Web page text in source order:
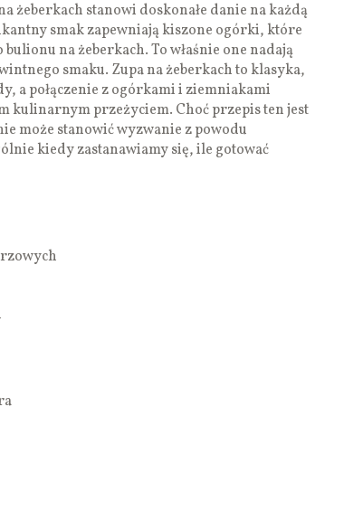
żeberkach stanowi doskonałe danie na każdą
smak zapewniają kiszone ogórki, które
na żeberkach. To właśnie one nadają
smaku. Zupa na żeberkach to klasyka,
a połączenie z ogórkami i ziemniakami
kulinarnym przeżyciem. Choć przepis ten jest
może stanowić wyzwanie z powodu
kiedy zastanawiamy się, ile gotować